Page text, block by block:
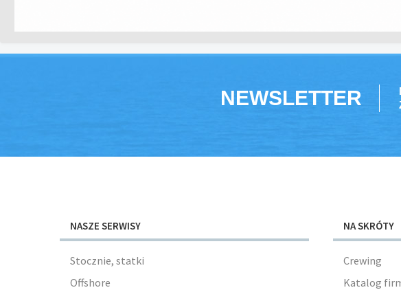
NEWSLETTER
NASZE SERWISY
Stocznie, statki
Offshore
NA SKRÓTY
Crewing
Katalog